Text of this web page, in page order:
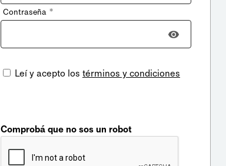
+598
Contraseña *
Leí y acepto los términos y condiciones
Comprobá que no sos un robot